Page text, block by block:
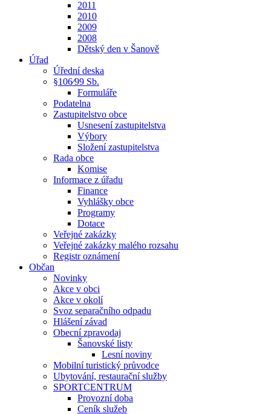
2011
2010
2009
2008
Dětský den v Šanově
Úřad
Úřední deska
§106⁄99 Sb.
Formuláře
Podatelna
Zastupitelstvo obce
Usnesení zastupitelstva
Výbory
Složení zastupitelstva
Rada obce
Komise
Informace z úřadu
Finance
Vyhlášky obce
Programy
Dotace
Veřejné zakázky
Veřejné zakázky malého rozsahu
Registr oznámení
Občan
Novinky
Akce v obci
Akce v okolí
Svoz separačního odpadu
Hlášení závad
Obecní zpravodaj
Šanovské listy
Lesní noviny
Mobilní turistický průvodce
Ubytování, restaurační služby
SPORTCENTRUM
Provozní doba
Ceník služeb